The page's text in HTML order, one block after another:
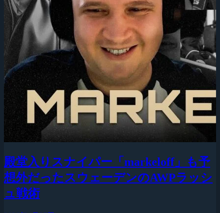
殿堂入りスナイパー「markeloff」も予
想外だったスウェーデンのAWPラッシ
ュ戦術